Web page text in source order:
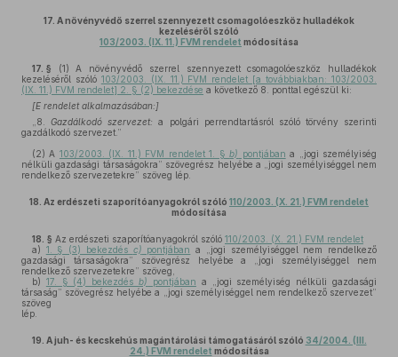
17. A növényvédő szerrel szennyezett csomagolóeszköz hulladékok
kezeléséről szóló
103/2003. (IX. 11.) FVM rendelet módosítása
17. § (1) A növényvédő szerrel szennyezett csomagolóeszköz hulladékok
kezeléséről szóló 103/2003. (IX. 11.) FVM rendelet [a továbbiakban: 103/2003.
(IX. 11.) FVM rendelet] 2. § (2) bekezdése a következő 8. ponttal egészül ki:
[E rendelet alkalmazásában:]
„8.Gazdálkodó szervezet: a polgári perrendtartásról szóló törvény szerinti
gazdálkodó szervezet.”
(2) A 103/2003. (IX. 11.) FVM rendelet 1. §b) pontjában a „jogi személyiség
nélküli gazdasági társaságokra” szövegrész helyébe a „jogi személyiséggel nem
rendelkező szervezetekre” szöveg lép.
18. Az erdészeti szaporítóanyagokról szóló 110/2003. (X. 21.) FVM rendelet
módosítása
18. § Az erdészeti szaporítóanyagokról szóló 110/2003. (X. 21.) FVM rendelet
a) 1. § (3) bekezdés c) pontjában a „jogi személyiséggel nem rendelkező
gazdasági társaságokra” szövegrész helyébe a „jogi személyiséggel nem
rendelkező szervezetekre” szöveg,
b) 17. § (4) bekezdésb) pontjában a „jogi személyiség nélküli gazdasági
társaság” szövegrész helyébe a „jogi személyiséggel nem rendelkező szervezet”
szöveg
lép.
19. A juh- és kecskehús magántárolási támogatásáról szóló 34/2004. (III.
24.) FVM rendelet módosítása